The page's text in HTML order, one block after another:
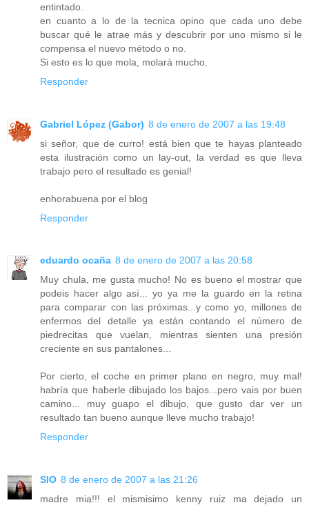
entintado.
en cuanto a lo de la tecnica opino que cada uno debe
buscar qué le atrae más y descubrir por uno mismo si le
compensa el nuevo método o no.
Si esto es lo que mola, molará mucho.
Responder
Gabriel López (Gabor) 8 de enero de 2007 a las 19:48
si señor, que de curro! está bien que te hayas planteado
esta ilustración como un lay-out, la verdad es que lleva
trabajo pero el resultado es genial!
enhorabuena por el blog
Responder
eduardo ocaña 8 de enero de 2007 a las 20:58
Muy chula, me gusta mucho! No es bueno el mostrar que
podeis hacer algo así... yo ya me la guardo en la retina
para comparar con las próximas...y como yo, millones de
enfermos del detalle ya están contando el número de
piedrecitas que vuelan, mientras sienten una presión
creciente en sus pantalones...
Por cierto, el coche en primer plano en negro, muy mal!
habría que haberle dibujado los bajos...pero vais por buen
camino... muy guapo el dibujo, que gusto dar ver un
resultado tan bueno aunque lleve mucho trabajo!
Responder
SIO 8 de enero de 2007 a las 21:26
madre mia!!! el mismisimo kenny ruiz ma dejado un